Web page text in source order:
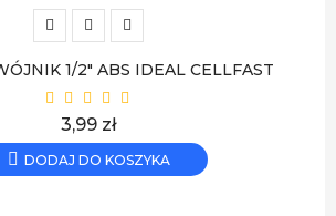
1/2" ABS IDEAL CELLFAST
Cena
3,99 zł
DODAJ DO KOSZYKA